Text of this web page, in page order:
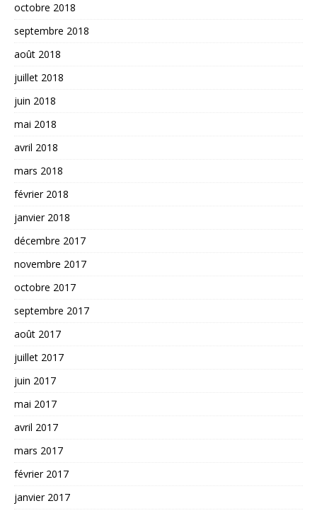
octobre 2018
septembre 2018
août 2018
juillet 2018
juin 2018
mai 2018
avril 2018
mars 2018
février 2018
janvier 2018
décembre 2017
novembre 2017
octobre 2017
septembre 2017
août 2017
juillet 2017
juin 2017
mai 2017
avril 2017
mars 2017
février 2017
janvier 2017